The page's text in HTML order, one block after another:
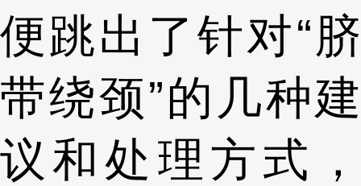
便跳出了针对“脐
带绕颈”的几种建
议和处理方式，